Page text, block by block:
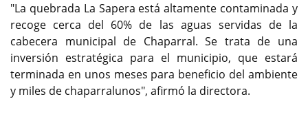
"La quebrada La Sapera está altamente contaminada y
recoge cerca del 60% de las aguas servidas de la
cabecera municipal de Chaparral. Se trata de una
inversión estratégica para el municipio, que estará
terminada en unos meses para beneficio del ambiente
y miles de chaparralunos", afirmó la directora.